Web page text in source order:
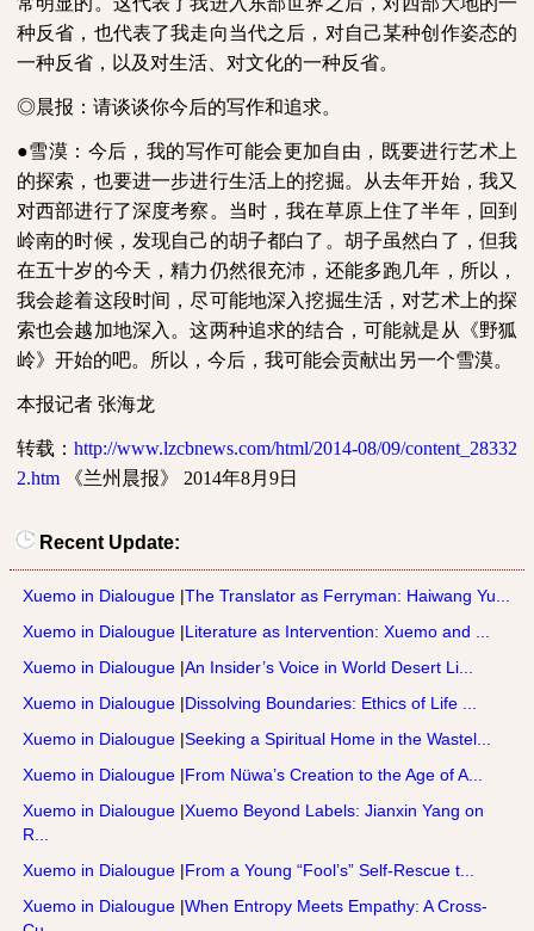
种反省，也代表了我走向当代之后，对自己某种创作姿态的
一种反省，以及对生活、对文化的一种反省。
◎晨报：请谈谈你今后的写作和追求。
●雪漠：今后，我的写作可能会更加自由，既要进行艺术上
的探索，也要进一步进行生活上的挖掘。从去年开始，我又
对西部进行了深度考察。当时，我在草原上住了半年，回到
岭南的时候，发现自己的胡子都白了。胡子虽然白了，但我
在五十岁的今天，精力仍然很充沛，还能多跑几年，所以，
我会趁着这段时间，尽可能地深入挖掘生活，对艺术上的探
索也会越加地深入。这两种追求的结合，可能就是从《野狐
岭》开始的吧。所以，今后，我可能会贡献出另一个雪漠。
本报记者 张海龙
转载： http://www.lzcbnews.com/html/2014-08/09/content_28332
2.htm
《兰州晨报》 2014年8月 9日
Recent Update:
Xuemo in Dialougue |The Translator as Ferryman: Haiwang Yu...
Xuemo in Dialougue |Literature as Intervention: Xuemo and ...
Xuemo in Dialougue |An Insider’s Voice in World Desert Li...
Xuemo in Dialougue |Dissolving Boundaries: Ethics of Life ...
Xuemo in Dialougue |Seeking a Spiritual Home in the Wastel...
Xuemo in Dialougue |From Nüwa’s Creation to the Age of A...
Xuemo in Dialougue |Xuemo Beyond Labels: Jianxin Yang on
R...
Xuemo in Dialougue |From a Young “Fool’s” Self-Rescue t...
Xuemo in Dialougue |When Entropy Meets Empathy: A Cross-